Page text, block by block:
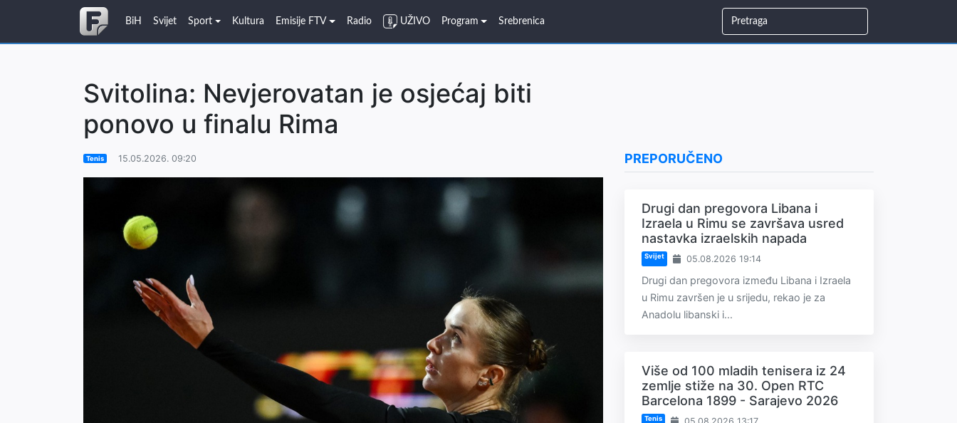
BiH Svijet Sport Kultura Emisije FTV Radio UŽIVO Program Srebrenica
Svitolina: Nevjerovatan je osjećaj biti
ponovo u finalu Rima
Tenis 15.05.2026. 09:20 PREPORUČENO
Drugi dan pregovora Libana i
Izraela u Rimu se završava usred
nastavka izraelskih napada
Svijet 05.08.2026 19:14
Drugi dan pregovora između Libana i Izraela
u Rimu završen je u srijedu, rekao je za
Anadolu libanski i...
Više od 100 mladih tenisera iz 24
zemlje stiže na 30. Open RTC
Barcelona 1899 - Sarajevo 2026
Tenis